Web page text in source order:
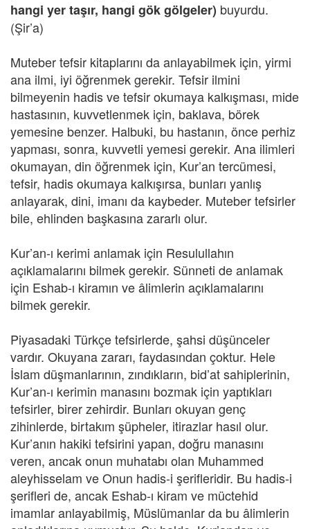
hangi yer taşır, hangi gök gölgeler) buyurdu.
(Şir’a)
Muteber tefsir kitaplarını da anlayabilmek için, yirmi
ana ilmi, iyi öğrenmek gerekir. Tefsir ilmini
bilmeyenin hadis ve tefsir okumaya kalkışması, mide
hastasının, kuvvetlenmek için, baklava, börek
yemesine benzer. Halbuki, bu hastanın, önce perhiz
yapması, sonra, kuvvetli yemesi gerekir. Ana ilimleri
okumayan, din öğrenmek için, Kur’an tercümesi,
tefsir, hadis okumaya kalkışırsa, bunları yanlış
anlayarak, dini, imanı da kaybeder. Muteber tefsirler
bile, ehlinden başkasına zararlı olur.
Kur’an-ı kerimi anlamak için Resulullahın
açıklamalarını bilmek gerekir. Sünneti de anlamak
için Eshab-ı kiramın ve âlimlerin açıklamalarını
bilmek gerekir.
Piyasadaki Türkçe tefsirlerde, şahsi düşünceler
vardır. Okuyana zararı, faydasından çoktur. Hele
İslam düşmanlarının, zındıkların, bid’at sahiplerinin,
Kur’an-ı kerimin manasını bozmak için yaptıkları
tefsirler, birer zehirdir. Bunları okuyan genç
zihinlerde, birtakım şüpheler, itirazlar hasıl olur.
Kur’anın hakiki tefsirini yapan, doğru manasını
veren, ancak onun muhatabı olan Muhammed
aleyhisselam ve Onun hadis-i şerifleridir. Bu hadis-i
şerifleri de, ancak Eshab-ı kiram ve müctehid
imamlar anlayabilmiş, Müslümanlar da bu âlimlerin